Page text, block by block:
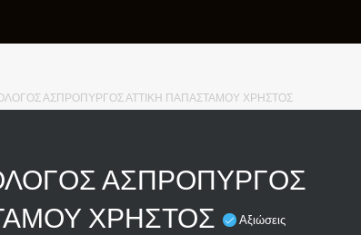
ΑΣΠΡΟΠΥΡΓΟΣ ΑΤΤΙΚΗ ΠΑΠΑΣΤΑΜΟΥ ΧΡΗΣΤΟΣ
ΑΣΠΡΟΠΥΡΓΟΣ
ΧΡΗΣΤΟΣ
Αξιώσεις